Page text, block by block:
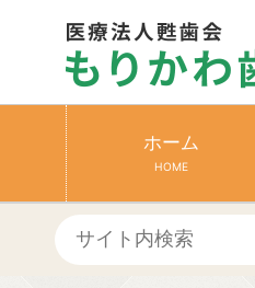
ホーム
HOME